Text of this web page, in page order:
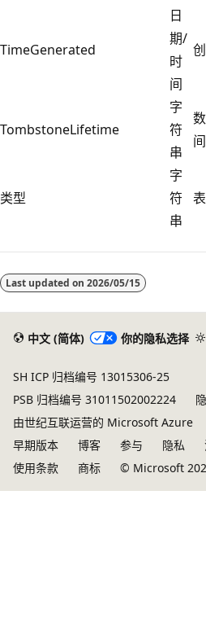
TimeGenerated
日
期/
时
间
TombstoneLifetime
字
符
串
类型
字
符
串
模
式
Last updated on 2026/05/15
中文 (简体) 你的隐私选择
SH ICP 归档编号 13015306-25
PSB 归档编号 31011502002224
由世纪互联运营的 Microsoft Azure
早期版本
博客 参与 隐私
使用条款
商标 © Microsoft